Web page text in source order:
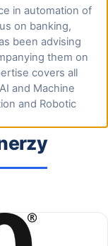
in automation of
on banking,
been advising
them on
covers all
and Machine
and Robotic